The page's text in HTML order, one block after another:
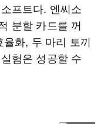
프트다. 엔씨소
분할 카드를 꺼
화, 두 마리 토끼
험은 성공할 수